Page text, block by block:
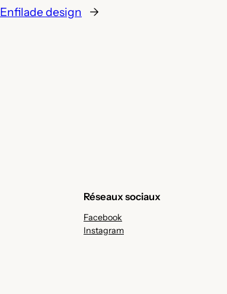
Enfilade design →
Réseaux sociaux
Facebook
Instagram